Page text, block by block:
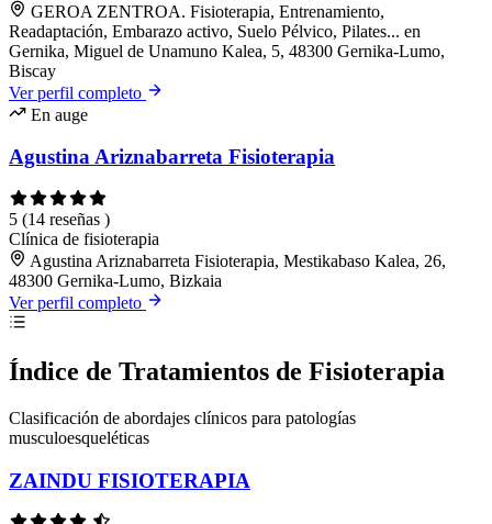
GEROA ZENTROA. Fisioterapia, Entrenamiento,
Readaptación, Embarazo activo, Suelo Pélvico, Pilates... en
Gernika, Miguel de Unamuno Kalea, 5, 48300 Gernika-Lumo,
Biscay
Ver perfil completo
En auge
Agustina Ariznabarreta Fisioterapia
5 (14 reseñas )
Clínica de fisioterapia
Agustina Ariznabarreta Fisioterapia, Mestikabaso Kalea, 26,
48300 Gernika-Lumo, Bizkaia
Ver perfil completo
Índice de Tratamientos de Fisioterapia
Clasificación de abordajes clínicos para patologías
musculoesqueléticas
ZAINDU FISIOTERAPIA